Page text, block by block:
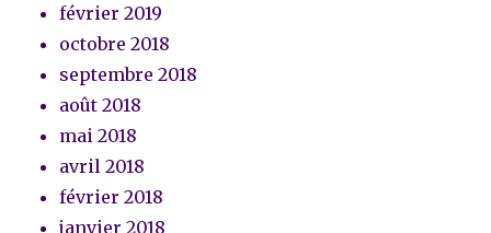
février 2019
octobre 2018
septembre 2018
août 2018
mai 2018
avril 2018
février 2018
janvier 2018